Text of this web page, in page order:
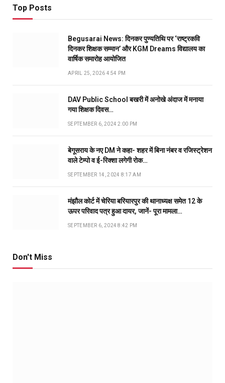
Top Posts
Begusarai News: दिनकर पुण्यतिथि पर ‘राष्ट्रकवि
दिनकर शिक्षक सम्मान’ और KGM Dreams विद्यालय का
वार्षिक समारोह आयोजित
APRIL 25, 2026 4:54 PM
DAV Public School बखरी में अनोखे अंदाज में मनाया
गया शिक्षक दिवस…
SEPTEMBER 6, 2024 2:00 PM
बेगूसराय के नए DM ने कहा- शहर में बिना नंबर व रजिस्ट्रेशन
वाले टेम्पो व ई-रिक्शा लगेगी रोक…
SEPTEMBER 14, 2024 8:17 AM
मंझौल कोर्ट में चेरिया बरियारपुर की थानाध्यक्ष समेत 12 के
ऊपर परिवाद पत्र हुआ दायर, जानें- पूरा मामला…
SEPTEMBER 6, 2024 8:42 PM
Don't Miss